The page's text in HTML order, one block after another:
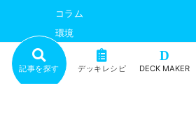
記事を探す デッキレシピ
D
DECK MAKER
コラム
環境
デッキレシピ
デッキテーマ解説